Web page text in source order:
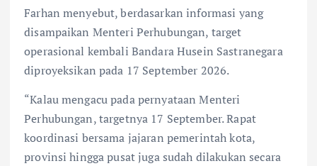
Farhan menyebut, berdasarkan informasi yang
disampaikan Menteri Perhubungan, target
operasional kembali Bandara Husein Sastranegara
diproyeksikan pada 17 September 2026.
“Kalau mengacu pada pernyataan Menteri
Perhubungan, targetnya 17 September. Rapat
koordinasi bersama jajaran pemerintah kota,
provinsi hingga pusat juga sudah dilakukan secara